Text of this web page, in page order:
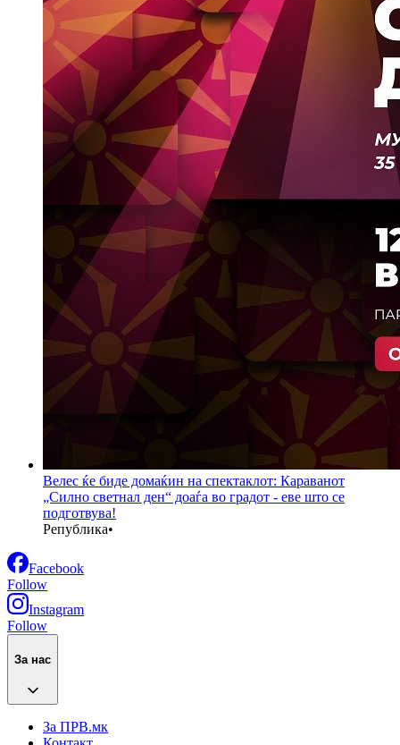
Велес ќе биде домаќин на спектаклот: Караванот
„Силно светнал ден“ доаѓа во градот - еве што се
подготвува!
Република•
Facebook
Follow
Instagram
Follow
За нас
За ПРВ.мк